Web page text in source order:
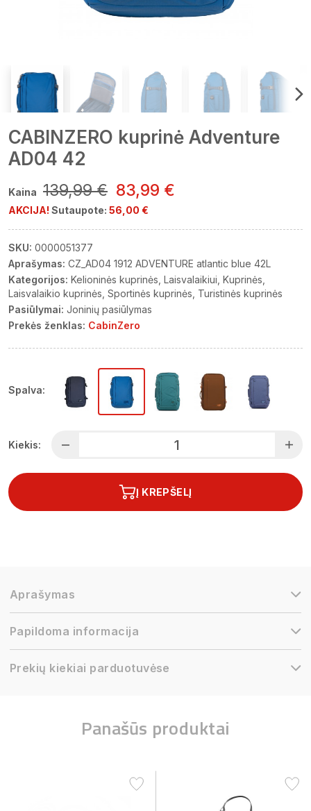
CABINZERO kuprinė Adventure
AD04 42
Kaina 139,99 € 83,99 €
AKCIJA! Sutaupote: 56,00 €
SKU: 0000051377
Aprašymas: CZ_AD04 1912 ADVENTURE atlantic blue 42L
Kategorijos: Kelioninės kuprinės Laisvalaikiui Kuprinės
Laisvalaikio kuprinės Sportinės kuprinės Turistinės kuprinės
Pasiūlymai: Joninių pasiūlymas
Prekės ženklas: CabinZero
Spalva:
Kiekis:
Į KREPŠELĮ
Aprašymas
Papildoma informacija
Prekių kiekiai parduotuvėse
Panašūs produktai